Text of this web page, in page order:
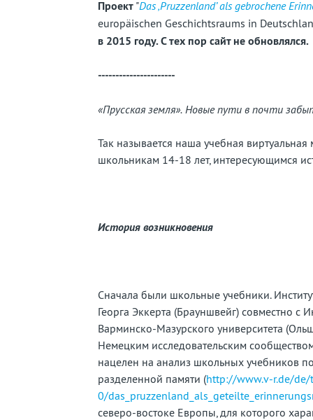
забытую
страну
Проект "Das ‚Pruzzenland’ als gebrochene
europäischen Geschichtsraums in
в 2015 году. С тех пор сайт не обновлялся.
----------------------
«Прусская земля». Новые пути в почти
Так называется наша учебная
школьникам 14-18 лет, интересующимся
История возникновения
Сначала были школьные учебники.
Георга Эккерта (Брауншвейг) совместно
Варминско-Мазурского университета
Немецким исследовательским
нацелен на анализ школьных учебников
разделенной памяти (http://www.v-r.de/
0/
северо-востоке Европы, для которого